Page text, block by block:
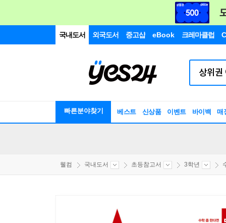
국내도서 외국도서 중고샵 eBook 크레마클럽
빠른분야찾기 베스트 신상품 이벤트 바이백 매
웰컴 국내도서 초등참고서 3학년